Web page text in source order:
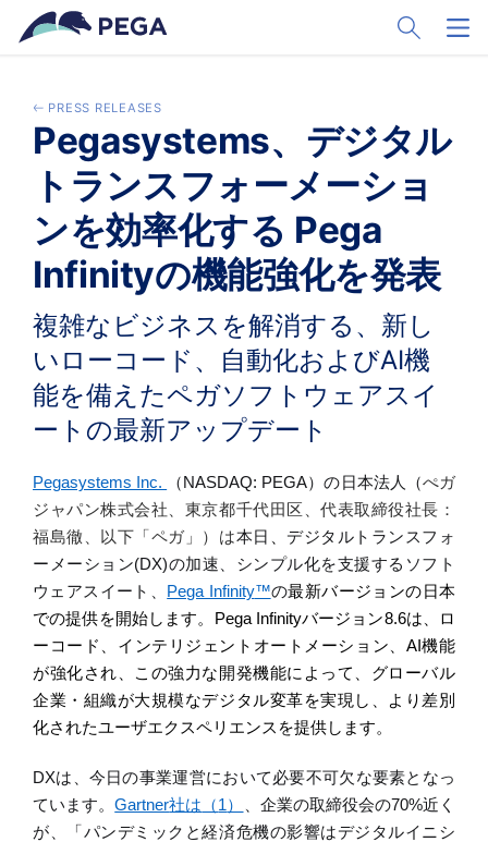
Pular para o conteúdo principal
Toggle
PRESS RELEASES
Pegasystems、デジタル
トランスフォーメーショ
ンを効率化する Pega
Infinityの機能強化を発表
複雑なビジネスを解消する、新し
いローコード、自動化およびAI機
能を備えたペガソフトウェアスイ
ートの最新アップデート
Pegasystems Inc. （ NASDAQ: PEGA）の日本法人（ぺガ
ジャパン株式会社、東京都千代田区、代表取締役社長：
福島徹、以下「ペガ」）は本日 、 デジタルトランスフォ
ーメーション(DX)の加速、シンプル化を支援するソフト
ウェアスイート、
Pega Infinity™の最新バージョンの日本
での提供を開始します。 Pega Infinityバージョン8.6は、ロ
ーコード、インテリジェントオートメーション、 AI 機能
が強化され、この強力な開発機能によって、グローバル
企業・組織が大規模なデジタル変革を実現し、より差別
化されたユーザエクスペリエンスを提供します。
DXは、今日の事業運営において必要不可欠な要素となっ
ています。Gartner社は （1） 、企業の取締役会の70%近く
が、「パンデミックと経済危機の影響はデジタルイニシ